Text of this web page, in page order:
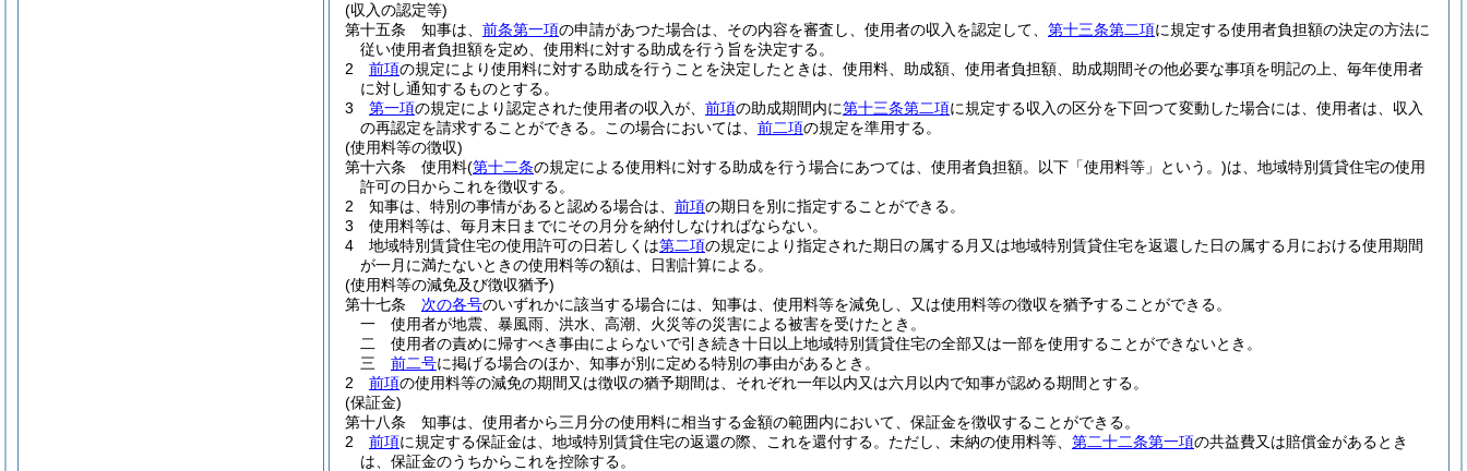
(収入の認定等)
第十五条
知事は、 前条第一項の申請があつた場合は、その内容を審査し、使用者の収入を認定して、 第十三条第二項に規定する使用者負担額の決定の方法に
従い使用者負担額を定め、使用料に対する助成を行う旨を決定する。
2
前項の規定により使用料に対する助成を行うことを決定したときは、使用料、助成額、使用者負担額、助成期間その他必要な事項を明記の上、毎年使用者
に対し通知するものとする。
3
第一項の規定により認定された使用者の収入が、 前項の助成期間内に第十三条第二項に規定する収入の区分を下回つて変動した場合には、使用者は、収入
の再認定を請求することができる。
この場合においては、 前二項の規定を準用する。
(使用料等の徴収)
第十六条
使用料(第十二条の規定による使用料に対する助成を行う場合にあつては、使用者負担額。以下「使用料等」という。)は、地域特別賃貸住宅の使用
許可の日からこれを徴収する。
2
知事は、特別の事情があると認める場合は、 前項の期日を別に指定することができる。
3
使用料等は、毎月末日までにその月分を納付しなければならない。
4
地域特別賃貸住宅の使用許可の日若しくは第二項の規定により指定された期日の属する月又は地域特別賃貸住宅を返還した日の属する月における使用期間
が一月に満たないときの使用料等の額は、日割計算による。
(使用料等の減免及び徴収猶予)
第十七条
次の各号のいずれかに該当する場合には、知事は、使用料等を減免し、又は使用料等の徴収を猶予することができる。
一
使用者が地震、暴風雨、洪水、高潮、火災等の災害による被害を受けたとき。
二
使用者の責めに帰すべき事由によらないで引き続き十日以上地域特別賃貸住宅の全部又は一部を使用することができないとき。
三
前二号に掲げる場合のほか、知事が別に定める特別の事由があるとき。
2
前項の使用料等の減免の期間又は徴収の猶予期間は、それぞれ一年以内又は六月以内で知事が認める期間とする。
(保証金)
第十八条
知事は、使用者から三月分の使用料に相当する金額の範囲内において、保証金を徴収することができる。
2
前項に規定する保証金は、地域特別賃貸住宅の返還の際、これを還付する。 ただし、未納の使用料等、 第二十二条第一項の共益費又は賠償金があるとき
は、保証金のうちからこれを控除する。